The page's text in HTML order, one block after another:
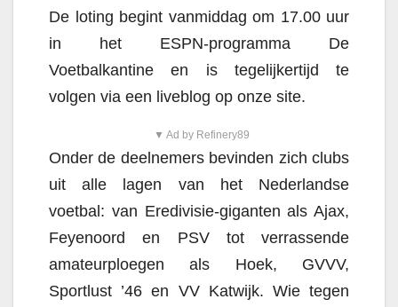
De loting begint vanmiddag om 17.00 uur
in het ESPN-programma De
Voetbalkantine en is tegelijkertijd te
volgen via een liveblog op onze site.
▼ Ad by Refinery89
Onder de deelnemers bevinden zich clubs
uit alle lagen van het Nederlandse
voetbal: van Eredivisie-giganten als Ajax,
Feyenoord en PSV tot verrassende
amateurploegen als Hoek, GVVV,
Sportlust ’46 en VV Katwijk. Wie tegen